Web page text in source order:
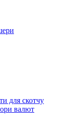
для скотчу
валют